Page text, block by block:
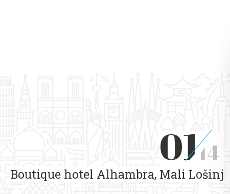
0114
Boutique hotel Alhambra, Mali Lošinj